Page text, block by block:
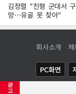
광
고
김정렬 "친형 군대서
망…유골 못 찾아"
회사소개
PC화면